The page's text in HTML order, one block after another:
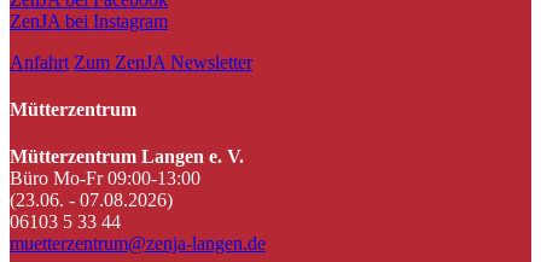
ZenJA bei Instagram
Anfahrt Zum ZenJA Newsletter
Mütterzentrum
Mütterzentrum Langen e. V.
Büro Mo-Fr 09:00-13:00
(23.06. - 07.08.2026)
06103 5 33 44
muetterzentrum@zenja-langen.de